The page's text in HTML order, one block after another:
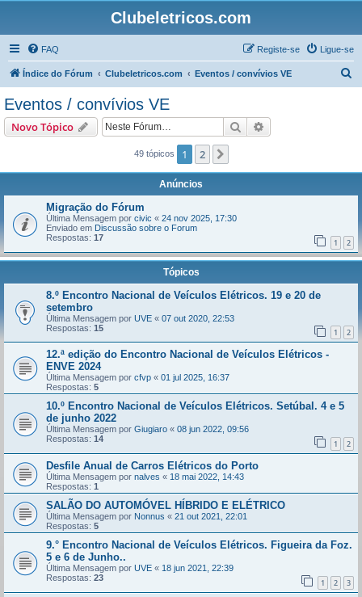
Clubeletricos.com
FAQ Ligue-se
Registe-se
Índice do Fórum Clubeletricos.com Eventos / convívios VE
Eventos / convívios VE
Novo Tópico Pesquisar
49 tópicos 1 2
Anúncios
Migração do Fórum
Última Mensagem por civic « 24 nov 2025, 17:30
Enviado em Discussão sobre o Forum
Respostas: 17 1 2
Tópicos
8.º Encontro Nacional de Veículos Elétricos. 19 e 20 de
setembro
Última Mensagem por UVE « 07 out 2020, 22:53
Respostas: 15 1 2
12.ª edição do Encontro Nacional de Veículos Elétricos -
ENVE 2024
Última Mensagem por cfvp « 01 jul 2025, 16:37
Respostas: 5
10.º Encontro Nacional de Veículos Elétricos. Setúbal. 4 e 5
de junho 2022
Última Mensagem por Giugiaro « 08 jun 2022, 09:56
Respostas: 14 1 2
Desfile Anual de Carros Elétricos do Porto
Última Mensagem por nalves « 18 mai 2022, 14:43
Respostas: 1
SALÃO DO AUTOMÓVEL HÍBRIDO E ELÉTRICO
Última Mensagem por Nonnus « 21 out 2021, 22:01
Respostas: 5
9.° Encontro Nacional de Veículos Elétricos. Figueira da Foz.
5 e 6 de Junho..
Última Mensagem por UVE « 18 jun 2021, 22:39
Respostas: 23 1 2 3